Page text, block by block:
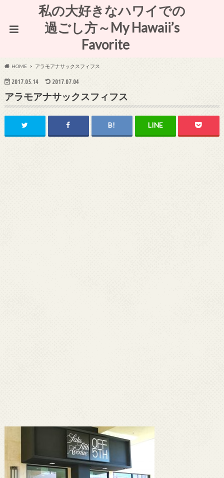
私の大好きなハワイでの
過ごし方～My Hawaii’s
Favorite
HOME アラモアナサックスフィフス
2017.05.14 2017.07.04
アラモアナサックスフィフス